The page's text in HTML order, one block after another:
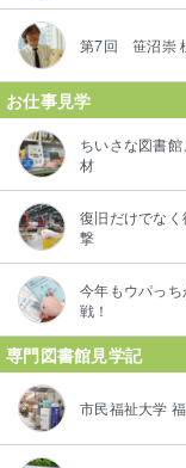
第7回 笹沼崇
お仕事見学
ちいさな図書
材
復旧だけでな
撃
今年もウパっ
戦！
専門図書館見学記
市民福祉大学